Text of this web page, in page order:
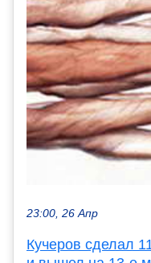
23:00, 26 Апр
Кучеров сделал